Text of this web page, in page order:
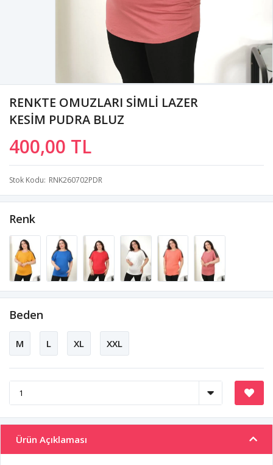
RENKTE OMUZLARI SİMLİ LAZER
KESİM PUDRA BLUZ
400,00 TL
Stok Kodu RNK260702PDR
Renk
Beden
M L XL XXL
Ürün Açıklaması